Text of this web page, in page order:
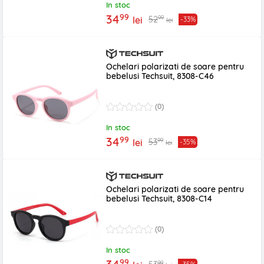
In stoc
3499 lei 5299 lei -33%
Ochelari polarizati de soare pentru
bebelusi Techsuit, 8308-C46
(0)
In stoc
3499 lei 5399 lei -35%
Ochelari polarizati de soare pentru
bebelusi Techsuit, 8308-C14
(0)
In stoc
99